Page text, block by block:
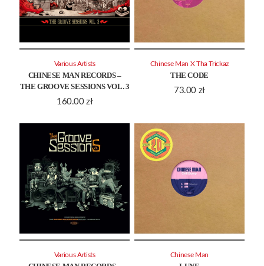
CHINESE MAN RECORDS –
THE GROOVE SESSIONS VOL. 3
160.00 zł
Various Artists
THE CODE
73.00 zł
Chinese Man X Tha Trickaz
Various Artists Chinese Man